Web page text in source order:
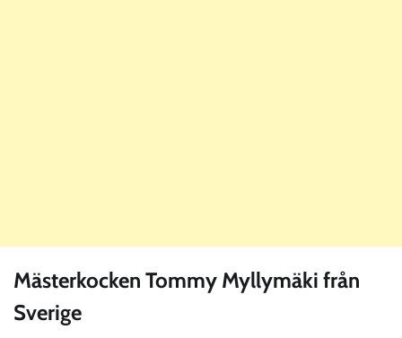
Mästerkocken Tommy Myllymäki från
Sverige